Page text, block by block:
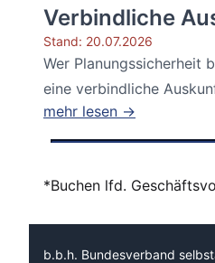
Verbindliche
Stand: 20.07.2026
Wer Planungssicherheit
eine verbindliche
mehr lesen →
*Buchen lfd.
b.b.h. Bundesverband